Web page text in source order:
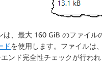
は、最大 160 GiB のファイ
ドを使用します。ファイルは
ンド完全性チェックが行わ